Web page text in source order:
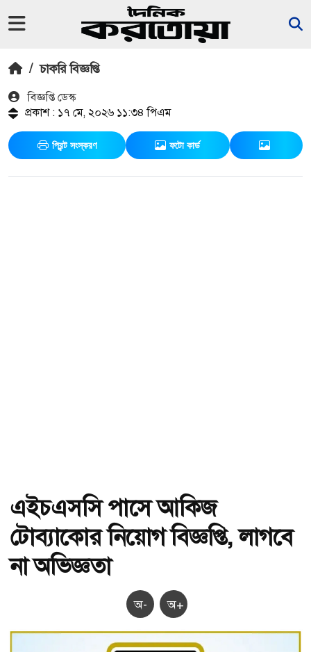
/ চাকরি বিজ্ঞপ্তি
বিজ্ঞপ্তি ডেস্ক
প্রকাশ : ১৭ মে, ২০২৬ ১১:৩৪ পিএম
প্রিন্ট সংস্করণ ফটো কার্ড
এইচএসসি পাসে আকিজ
টোব্যাকোর নিয়োগ বিজ্ঞপ্তি, লাগবে
না অভিজ্ঞতা
অ- অ+